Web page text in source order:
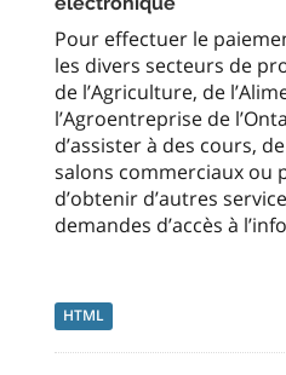
Pour effectuer le
les divers secteurs de
de l’Agriculture, de
l’Agroentreprise de
d’assister à des cours,
salons commerciaux ou
d’obtenir d’autres
demandes d’accès à
HTML